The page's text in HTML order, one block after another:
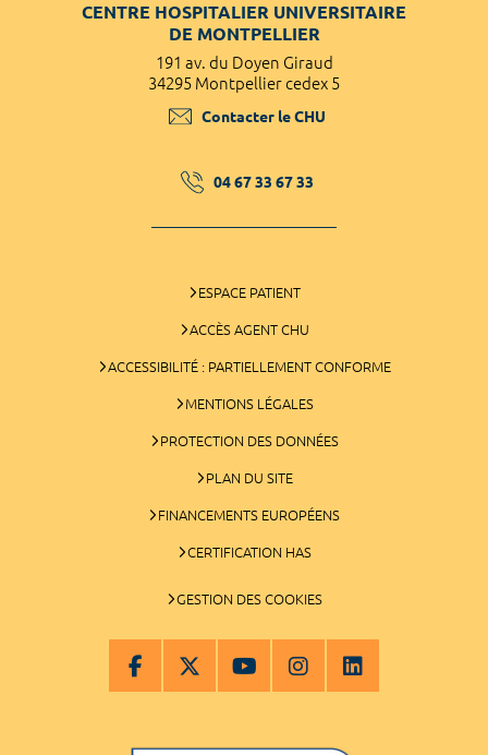
CENTRE HOSPITALIER UNIVERSITAIRE
DE MONTPELLIER
191 av. du Doyen Giraud
34295 Montpellier cedex 5
Contacter le CHU
04 67 33 67 33
ESPACE PATIENT
ACCÈS AGENT CHU
ACCESSIBILITÉ : PARTIELLEMENT CONFORME
MENTIONS LÉGALES
PROTECTION DES DONNÉES
PLAN DU SITE
FINANCEMENTS EUROPÉENS
CERTIFICATION HAS
GESTION DES COOKIES